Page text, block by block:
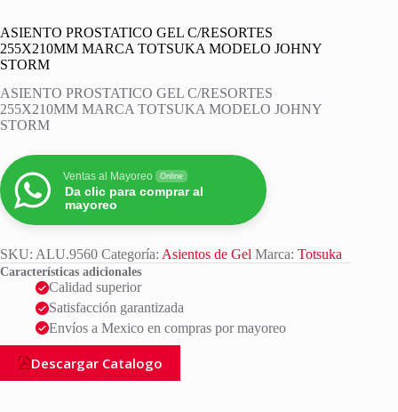
ASIENTO PROSTATICO GEL C/RESORTES
255X210MM MARCA TOTSUKA MODELO JOHNY
STORM
ASIENTO PROSTATICO GEL C/RESORTES
255X210MM MARCA TOTSUKA MODELO JOHNY
STORM
Ventas al Mayoreo Online
Da clic para comprar al
mayoreo
SKU: ALU.9560 Categoría: Asientos de Gel Marca: Totsuka
Características adicionales
Calidad superior
Satisfacción garantizada
Envíos a Mexico en compras por mayoreo
Descargar Catalogo